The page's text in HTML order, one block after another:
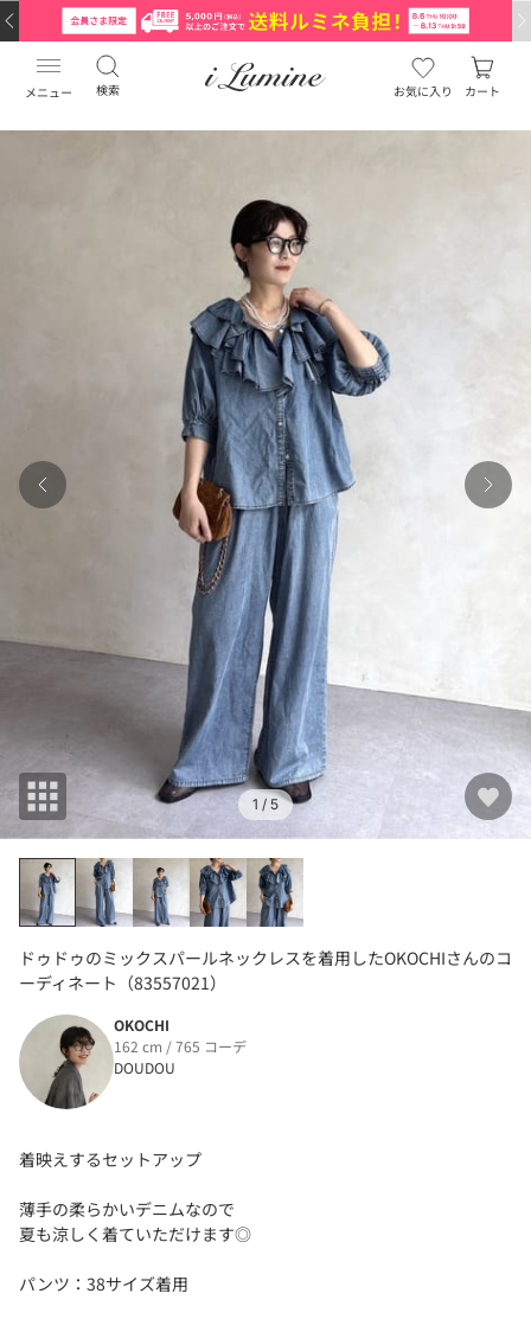
メニュー 検索 お気に入り カート
1 / 5
ドゥドゥのミックスパールネックレスを着用したOKOCHIさんのコ
ーディネート（83557021）
OKOCHI
162 cm / 765 コーデ
DOUDOU
着映えするセットアップ
薄手の柔らかいデニムなので
夏も涼しく着ていただけます◎
パンツ：38サイズ着用